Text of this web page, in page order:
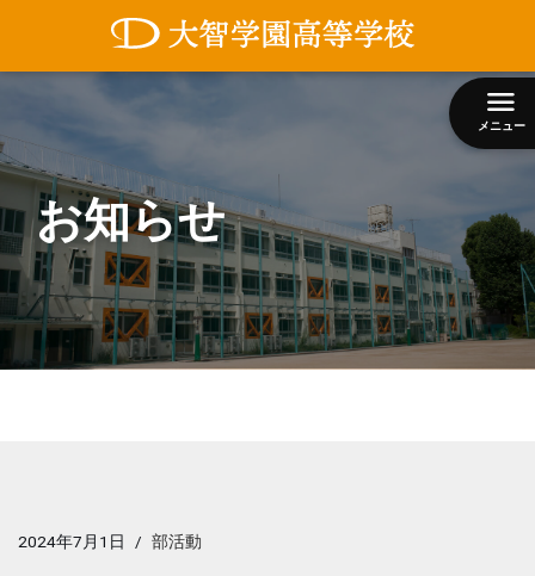
へ
キ
ッ
プ
メニュー
お知らせ
2024年7月1日 部活動